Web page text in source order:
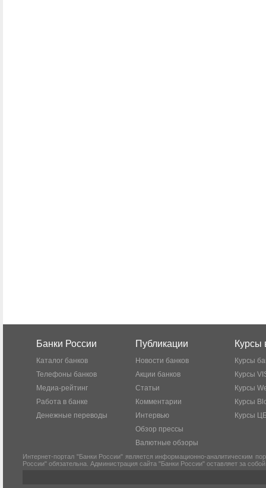
Банки России
Каталог банков
Телефоны банков
Медиа-рейтинг
Работа в банке
Денежные переводы
Публикации
Новости банков
Акции банков
Статьи
Комментарии
Интервью
Обзор прессы
Валютные обзоры
Курсы
Курсы
Курсы
Курсы
Курсы
Курсы
Интернет-портал "Банки России" является информационно-аналитическим
России" обязательна. Администрация сайта "Банки России" оставляет за